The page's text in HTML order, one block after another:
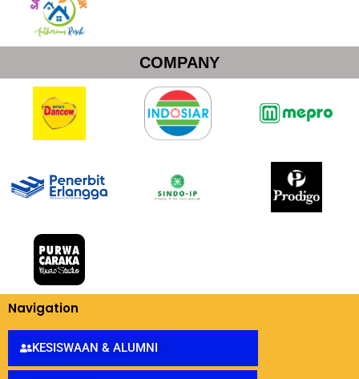
COMPANY
Navigation
KESISWAAN & ALUMNI